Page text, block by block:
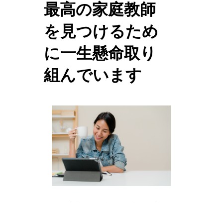
最高の家庭教師
を見つけるため
に一生懸命取り
組んでいます